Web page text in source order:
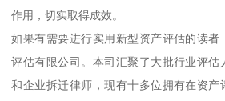
作用，切实取得成效。
如果有需要进行实用新型资产评估的读者
评估有限公司。本司汇聚了大批行业评估
和企业拆迁律师，现有十多位拥有在资产